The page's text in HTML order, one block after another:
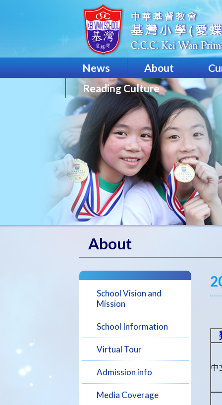
News About
Reading Culture
About
School Vision and
Mission
School Information
Virtual Tour
Admission info
Media Coverage
中